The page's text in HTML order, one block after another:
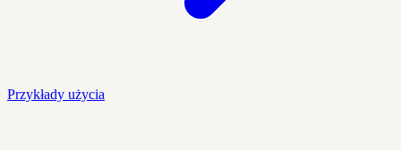
Przykłady użycia